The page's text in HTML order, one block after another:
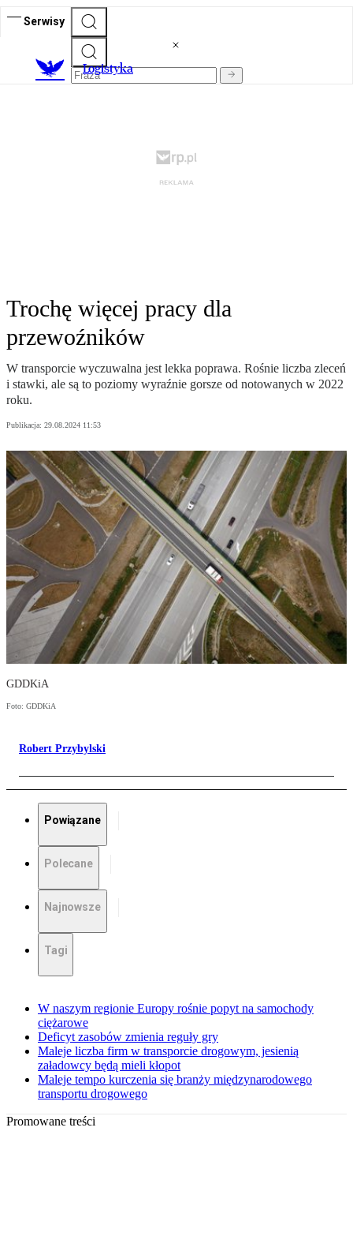
Serwisy
Logistyka
Trochę więcej pracy dla
przewoźników
W transporcie wyczuwalna jest lekka poprawa. Rośnie liczba zleceń
i stawki, ale są to poziomy wyraźnie gorsze od notowanych w 2022
roku.
Publikacja: 29.08.2024 11:53
GDDKiA
Foto: GDDKiA
Robert Przybylski
Powiązane
Polecane
Najnowsze
Tagi
W naszym regionie Europy rośnie popyt na samochody
ciężarowe
Deficyt zasobów zmienia reguły gry
Maleje liczba firm w transporcie drogowym, jesienią
załadowcy będą mieli kłopot
Maleje tempo kurczenia się branży międzynarodowego
transportu drogowego
Promowane treści